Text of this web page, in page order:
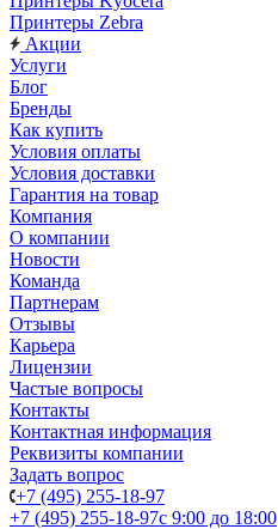
Принтеры Zebra
Акции
Услуги
Блог
Бренды
Как купить
Условия оплаты
Условия доставки
Гарантия на товар
Компания
О компании
Новости
Команда
Партнерам
Отзывы
Карьера
Лицензии
Частые вопросы
Контакты
Контактная информация
Реквизиты компании
Задать вопрос
+7 (495) 255-18-97
+7 (495) 255-18-97с 9:00 до 18:00